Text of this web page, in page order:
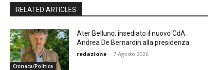
RELATED ARTICLES
Cronaca/Politica
Ater Belluno: insediato il nuovo CdA.
Andrea De Bernardin alla presidenza
redazione - 7 Agosto 2026